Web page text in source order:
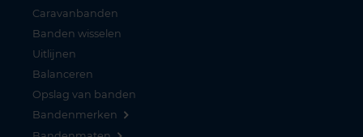
Caravanbanden
Banden wisselen
Uitlijnen
Balanceren
Opslag van banden
Bandenmerken